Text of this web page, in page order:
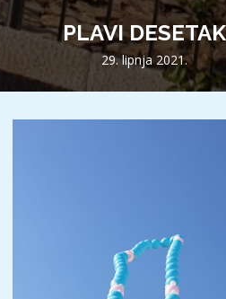
PLAVI DESETAK
29. lipnja 2021.